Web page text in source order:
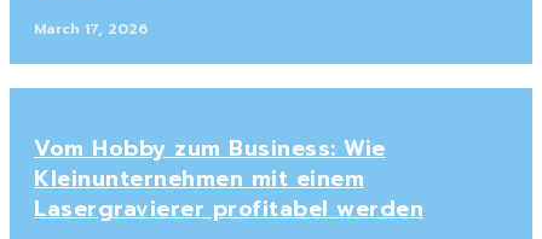
March 17, 2026
Vom Hobby zum Business: Wie
Kleinunternehmen mit einem
Lasergravierer profitabel werden